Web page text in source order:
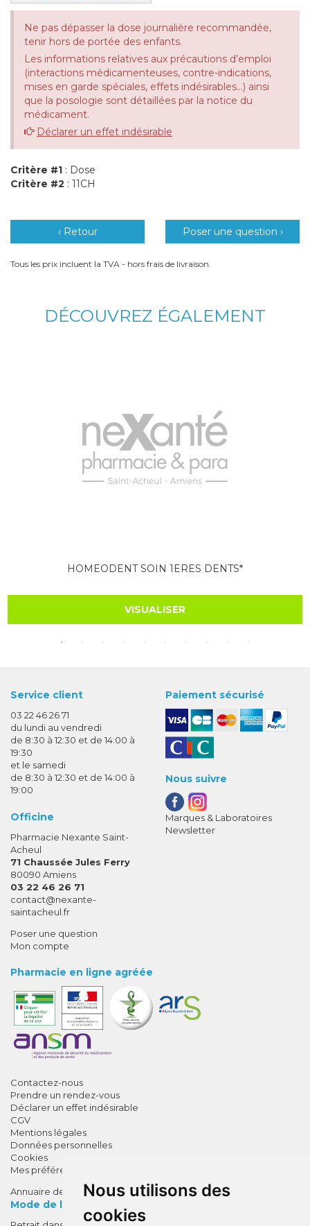
Nous utilisons des
cookies
Ne pas dépasser la dose journalière recommandée,
tenir hors de portée des enfants.
Les informations relatives aux précautions d’emploi
(interactions médicamenteuses, contre-indications,
mises en garde spéciales, effets indésirables...) ainsi
que la posologie sont détaillées par la notice du
médicament.
Déclarer un effet indésirable
Critère #1 : Dose
Critère #2 : 11CH
‹ Retour Poser une question ›
Tous les prix incluent la TVA - hors frais de livraison.
DÉCOUVREZ ÉGALEMENT
HOMEODENT SOIN 1ERES DENTS*
VISUALISER
Service client
03 22 46 26 71
du lundi au vendredi
de 8:30 à 12:30 et de 14:00 à
19:30
et le samedi
de 8:30 à 12:30 et de 14:00 à
19:00
Officine
Pharmacie Nexante Saint-
Acheul
71 Chaussée Jules Ferry
80090 Amiens
03 22 46 26 71
contact-
@-
nexante-
saintacheul.fr
Poser une question
Mon compte
Paiement sécurisé
Nous suivre
Marques & Laboratoires
Newsletter
Pharmacie en ligne agréée
Contactez-nous
Prendre un rendez-vous
Déclarer un effet indésirable
CGV
Mentions légales
Données personnelles
Cookies
Mes préférences Cookies
Annuaire des pharmacies
Mode de livraison